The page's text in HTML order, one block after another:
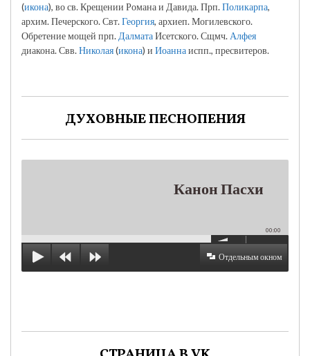
(икона), во св. Крещении Романа и Давида. Прп.Поликарпа,
архим. Печерского. Свт.Георгия, архиеп. Могилевского.
Обретение мощей прп. ДалматаИсетского. Сщмч. Алфея
диакона. Свв.Николая(икона) и Иоаннаиспп., пресвитеров.
ДУХОВНЫЕ ПЕСНОПЕНИЯ
Канон Пасхи
00:00
Отдельным окном